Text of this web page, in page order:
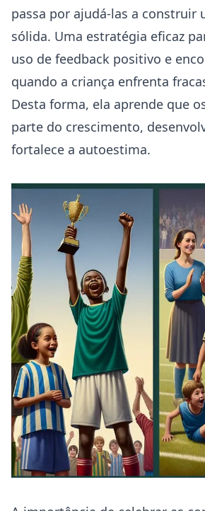
passa por ajudá-las a construir
sólida. Uma estratégia eficaz
uso de feedback positivo e
quando a criança enfrenta
Desta forma, ela aprende que
parte do crescimento,
fortalece a autoestima.